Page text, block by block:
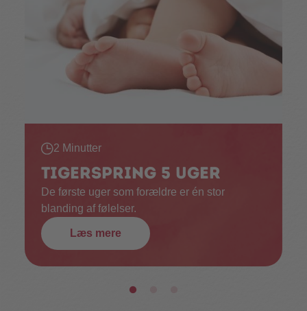
2 Minutter
Tigerspring 5 uger
De første uger som forældre er én stor
blanding af følelser.
Læs mere